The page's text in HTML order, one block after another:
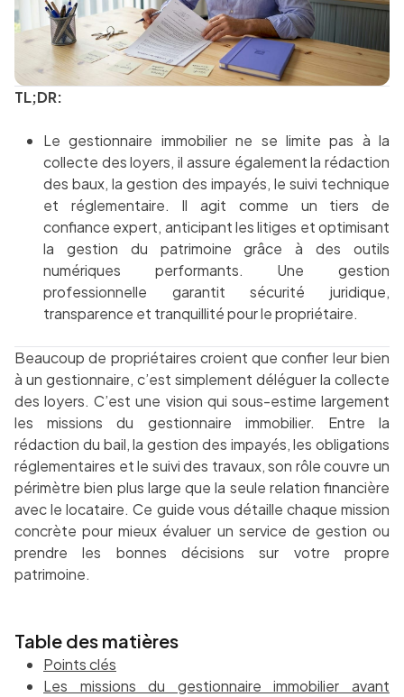
TL;DR:
Le gestionnaire immobilier ne se limite pas à la
collecte des loyers, il assure également la rédaction
des baux, la gestion des impayés, le suivi technique
et réglementaire. Il agit comme un tiers de
confiance expert, anticipant les litiges et optimisant
la gestion du patrimoine grâce à des outils
numériques performants. Une gestion
professionnelle garantit sécurité juridique,
transparence et tranquillité pour le propriétaire.
Beaucoup de propriétaires croient que confier leur bien
à un gestionnaire, c’est simplement déléguer la collecte
des loyers. C’est une vision qui sous-estime largement
les missions du gestionnaire immobilier. Entre la
rédaction du bail, la gestion des impayés, les obligations
réglementaires et le suivi des travaux, son rôle couvre un
périmètre bien plus large que la seule relation financière
avec le locataire. Ce guide vous détaille chaque mission
concrète pour mieux évaluer un service de gestion ou
prendre les bonnes décisions sur votre propre
patrimoine.
Table des matières
Points clés
Les missions du gestionnaire immobilier avant